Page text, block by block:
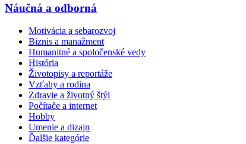
Náučná a odborná
Motivácia a sebarozvoj
Biznis a manažment
Humanitné a spoločenské vedy
História
Životopisy a reportáže
Vzťahy a rodina
Zdravie a životný štýl
Počítače a internet
Hobby
Umenie a dizajn
Ďalšie kategórie